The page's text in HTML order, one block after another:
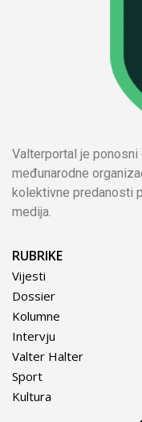
Valterportal je ponosni
međunarodne
kolektivne predanosti
medija.
RUBRIKE
Vijesti
Dossier
Kolumne
Intervju
Valter Halter
Sport
Kultura